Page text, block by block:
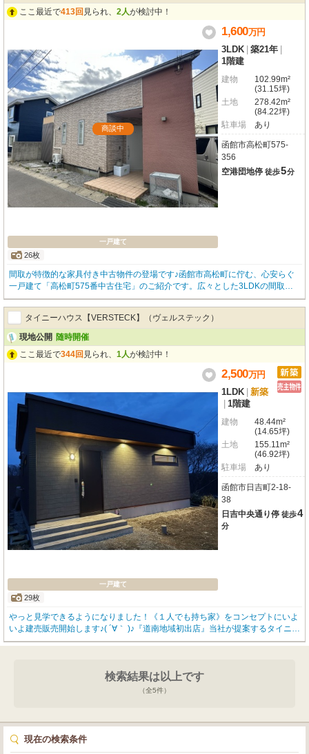
ここ最近で413回 見られ、 2人が検討中！
商談中
一戸建て
26枚
1,600万円
3LDK 築21年
1階建
建物
102.99m²
(31.15坪)
土地
278.42m²
(84.22坪)
駐車場
あり
函館市高松町575-
356
空港団地停 徒歩5分
間取が特徴的な家具付き中古物件の登場です♪函館市高松町に佇む、心安らぐ
一戸建て「高松町575番中古住宅」のご紹介です。広々とした3LDKの間取り
は、ご家族皆様でのびのびと過ごせる平屋の住まい。14帖のLDKは南東向きで
陽当たりも良く、明るいリビングで団らんのひとときをお過ごしいただけま
す。お料理好きには嬉しいシステムキッチンはコンロ3口以上で、毎日のお料
理がもっと楽しくなりそうですね。エアコンや灯油暖房、灯油ボイラーも完備
しており、北海道の四季を通じて快適にお過ごしいただけます。お庭にはウッ
ドデッキ・テラスがあり、晴れた日には外で過ごすのも気持ちよさそうです。
駐車場も完備しているので、お車をお持ちの方も安心。コンビニまで徒歩6分
とちょっとしたお買い物にも便利で、お子様の通学に安心な小学校も徒歩20分
圏内です。現在空き家のため、ご内覧後すぐに新生活をスタートできます。ぜ
ひ一度、この温かい住まいをご体験ください。
タイニーハウス【VERSTECK】（ヴェルステック）
現地公開 随時開催
ここ最近で344回 見られ、 1人が検討中！
一戸建て
29枚
2,500万円
1LDK 新築
1階建
建物
48.44m²
(14.65坪)
土地
155.11m²
(46.92坪)
駐車場
あり
函館市日吉町2-18-
38
日吉中央通り停 徒歩4
分
やっと見学できるようになりました！《１人でも持ち家》をコンセプトにいよ
いよ建売販売開始します♪( ´∀｀ )♪『道南地域初出店』当社が提案するタイニー
ハウス【VRUSTECK（ヴェルステック）シリーズ】お客様のニーズに合わせ
カンドハウス、時には仲間で秘密基地なんてのもいかがでしょうか？多様性に
富んだお客様のニーズにお応えできる住宅です。狭い土地でも建築可能ですの
－８７－１０２３】タイニーハウスについてはこちらまで https://styles1023.
com
検索結果は以上です
（全5件）
現在の検索条件